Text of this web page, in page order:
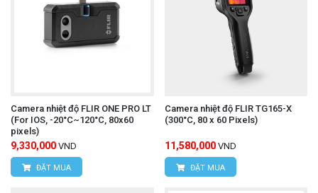
Camera nhiệt độ FLIR ONE PRO LT
(For IOS, -20°C~120°C, 80x60
pixels)
9,330,000 VND
ĐẶT MUA
Camera nhiệt độ FLIR TG165-X
(300°C, 80 x 60 Pixels)
11,580,000 VND
ĐẶT MUA